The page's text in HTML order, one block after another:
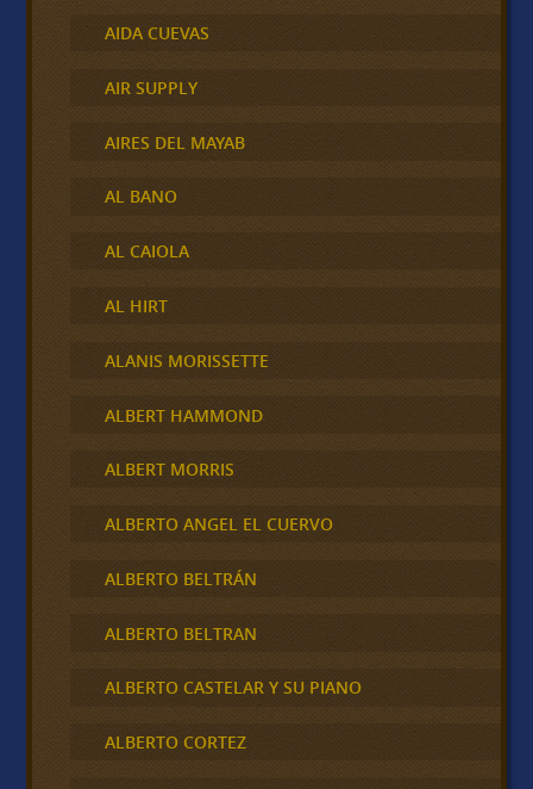
AIDA CUEVAS
AIR SUPPLY
AIRES DEL MAYAB
AL BANO
AL CAIOLA
AL HIRT
ALANIS MORISSETTE
ALBERT HAMMOND
ALBERT MORRIS
ALBERTO ANGEL EL CUERVO
ALBERTO BELTRÁN
ALBERTO BELTRAN
ALBERTO CASTELAR Y SU PIANO
ALBERTO CORTEZ